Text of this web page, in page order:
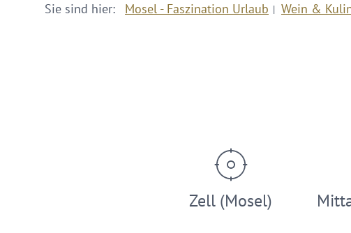
Sie sind hier: Mosel - Faszination Urlaub Wein &
Zell (Mosel)